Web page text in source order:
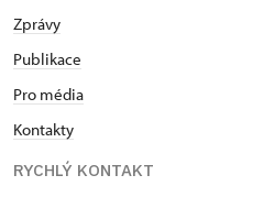
Zprávy
Publikace
Pro média
Kontakty
RYCHLÝ KONTAKT